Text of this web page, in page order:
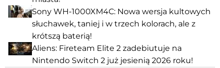
Sony WH-1000XM4C: Nowa wersja kultowych
słuchawek, taniej i w trzech kolorach, ale z
krótszą baterią!
Aliens: Fireteam Elite 2 zadebiutuje na
Nintendo Switch 2 już jesienią 2026 roku!